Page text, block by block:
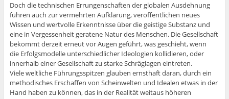
Doch die technischen Errungenschaften der globalen Ausdehnung
führen auch zur vermehrten Aufklärung, veröffentlichen neues
Wissen und wertvolle Erkenntnisse über die geistige Substanz und
eine in Vergessenheit geratene Natur des Menschen. Die Gesellschaft
bekommt derzeit erneut vor Augen geführt, was geschieht, wenn
die Erfolgsmodelle unterschiedlicher Ideologien kollidieren, oder
innerhalb einer Gesellschaft zu starke Schräglagen eintreten.
Viele weltliche Führungsspitzen glauben ernsthaft daran, durch ein
methodisches Erschaffen von Scheinwelten und Idealen etwas in der
Hand haben zu können, das in der Realität weitaus höheren